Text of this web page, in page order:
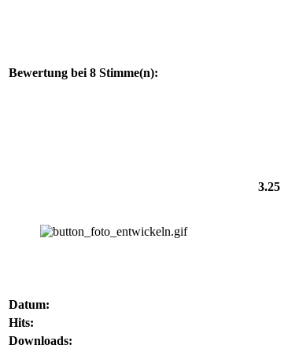
Bewertung bei 8 Stimme(n):
3.25
Datum:
Hits:
Downloads: